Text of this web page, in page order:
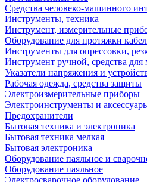
Средства человеко-машинного
Инструменты, техника
Инструмент, измерительные
Оборудование для протяжки
Инструменты для опрессовки,
Инструмент ручной, средства для
Указатели напряжения и
Рабочая одежда, средства защиты
Электроизмерительные приборы
Электроинструменты и
Предохранители
Бытовая техника и электроника
Бытовая техника мелкая
Бытовая электроника
Оборудование паяльное и
Оборудование паяльное
Электросварочное оборудование